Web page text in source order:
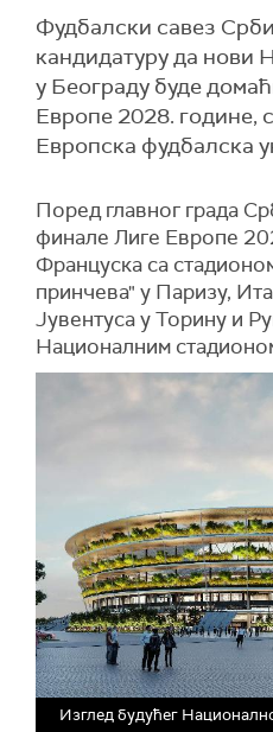
Фудбалски савез
кандидатуру да нови
у Београду буде
Европе 2028. године,
Европска фудбалска
Поред главног града
финале Лиге Европе
Француска са
принчева" у Паризу,
Јувентуса у Торину и
Националним
Изглед будућег